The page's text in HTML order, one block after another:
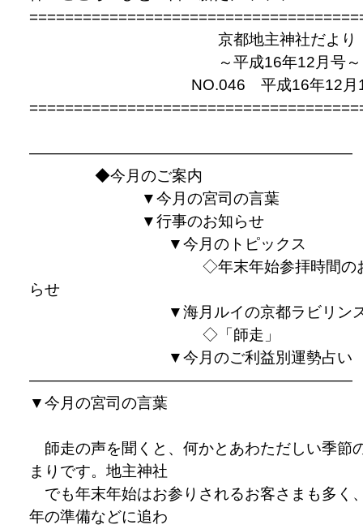
京都地主神社だより
～平成16年12月号～
NO.046 平成16年12月1
—————————————————————
◆今月のご案内
▼今月の宮司の言葉
▼行事のお知らせ
▼今月のトピックス
◇年末年始参拝時間のお
らせ
▼海月ルイの京都ラビリン
◇「師走」
▼今月のご利益別運勢占い
—————————————————————
▼今月の宮司の言葉
師走の声を聞くと、何かとあわただしい季節
まりです。地主神社
でも年末年始はお参りされるお客さまも多く
年の準備などに追わ